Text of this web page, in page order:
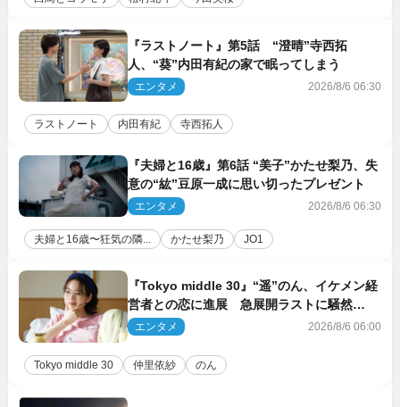
『ラストノート』第5話 “澄晴”寺西拓
人、“葵”内田有紀の家で眠ってしまう
エンタメ 2026/8/6 06:30
ラストノート 内田有紀 寺西拓人
『夫婦と16歳』第6話 “美子”かたせ梨乃、失
意の“紘”豆原一成に思い切ったプレゼント
エンタメ 2026/8/6 06:30
夫婦と16歳〜狂気の隣... かたせ梨乃 JO1
『Tokyo middle 30』“遥”のん、イケメン経
営者との恋に進展 急展開ラストに騒然
「え…いきなり」「嫌な予感」
エンタメ 2026/8/6 06:00
Tokyo middle 30 仲里依紗 のん